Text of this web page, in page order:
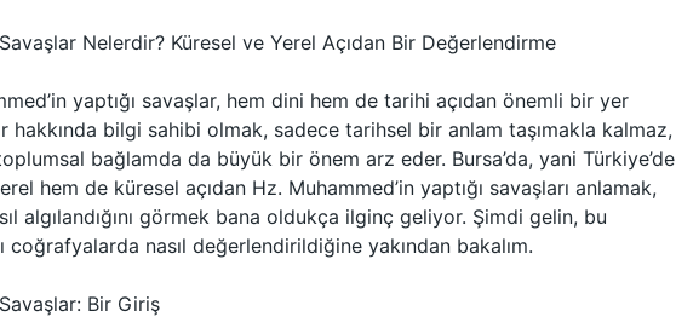
Savaşlar Nelerdir? Küresel ve Yerel Açıdan Bir Değerlendirme
yaptığı savaşlar, hem dini hem de tarihi açıdan önemli bir yer
hakkında bilgi sahibi olmak, sadece tarihsel bir anlam taşımakla kalmaz,
bağlamda da büyük bir önem arz eder. Bursa’da, yani Türkiye’de
hem de küresel açıdan Hz. Muhammed’in yaptığı savaşları anlamak,
algılandığını görmek bana oldukça ilginç geliyor. Şimdi gelin, bu
coğrafyalarda nasıl değerlendirildiğine yakından bakalım.
Bir Giriş